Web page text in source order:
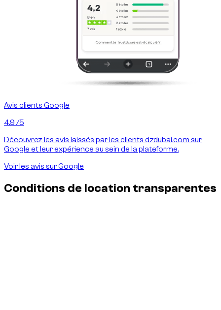
Avis clients Google
4.9 /5
Découvrez les avis laissés par les clients dzdubai.com sur
Google et leur expérience au sein de la plateforme.
Voir les avis sur Google
Conditions de location transparentes